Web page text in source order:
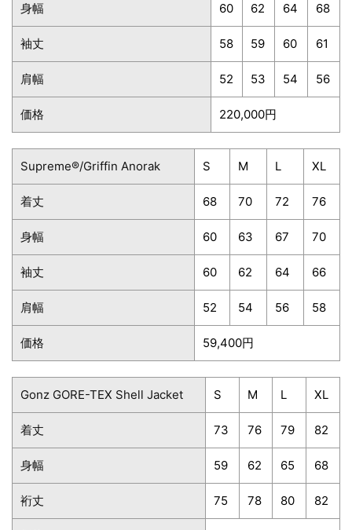
身幅 60 62 64 68
袖丈 58 59 60 61
肩幅 52 53 54 56
価格 220,000円
Supreme®/Griffin Anorak S M L XL
着丈 68 70 72 76
身幅 60 63 67 70
袖丈 60 62 64 66
肩幅 52 54 56 58
価格 59,400円
Gonz GORE-TEX Shell Jacket S M L XL
着丈 73 76 79 82
身幅 59 62 65 68
裄丈 75 78 80 82